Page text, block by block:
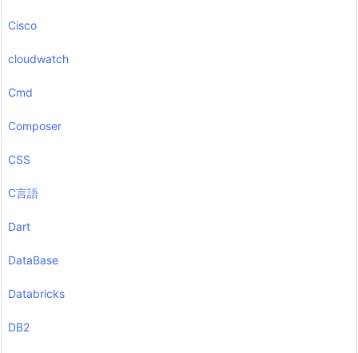
Cisco
cloudwatch
Cmd
Composer
CSS
C言語
Dart
DataBase
Databricks
DB2